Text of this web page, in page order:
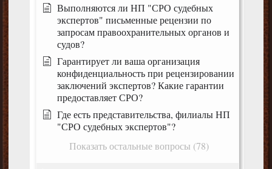
Выполняются ли НП "СРО судебных
экспертов" письменные рецензии по
запросам правоохранительных органов и
судов?
Гарантирует ли ваша организация
конфиденциальность при рецензировании
заключений экспертов? Какие гарантии
предоставляет СРО?
Где есть представительства, филиалы НП
"СРО судебных экспертов"?
Показать остальные вопросы (78)